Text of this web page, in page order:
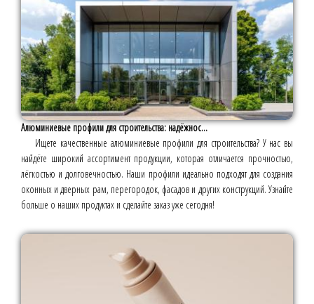
Алюминиевые профили для строительства: надёжнос...
Ищете качественные алюминиевые профили для строительства? У нас вы
найдёте широкий ассортимент продукции, которая отличается прочностью,
лёгкостью и долговечностью. Наши профили идеально подходят для создания
оконных и дверных рам, перегородок, фасадов и других конструкций. Узнайте
больше о наших продуктах и сделайте заказ уже сегодня!